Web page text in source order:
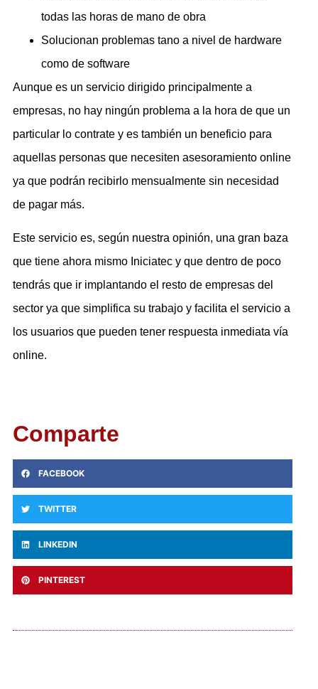
todas las horas de mano de obra
Solucionan problemas tano a nivel de hardware
como de software
Aunque es un servicio dirigido principalmente a
empresas, no hay ningún problema a la hora de que un
particular lo contrate y es también un beneficio para
aquellas personas que necesiten asesoramiento online
ya que podrán recibirlo mensualmente sin necesidad
de pagar más.
Este servicio es, según nuestra opinión, una gran baza
que tiene ahora mismo Iniciatec y que dentro de poco
tendrás que ir implantando el resto de empresas del
sector ya que simplifica su trabajo y facilita el servicio a
los usuarios que pueden tener respuesta inmediata vía
online.
Comparte
FACEBOOK
TWITTER
LINKEDIN
PINTEREST